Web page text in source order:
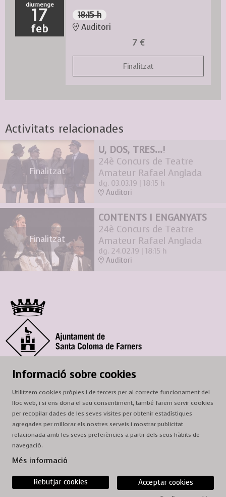
diumenge
17
feb
18:15 h
Auditori
7 €
Finalitzat
Activitats relacionades
Finalitzat
U, DOS, TRES...!
24è Concurs de Teatre
Amateur Rafael Anglada
dg. 03.03.19 | 18:15 h
Auditori
Finalitzat
CONTENTS I ENGANYATS
24è Concurs de Teatre
Amateur Rafael Anglada
dg. 24.02.19
18:15 h
Auditori
© Ajuntament de Santa Coloma de Farners
Adreça: c. del Prat, 16, 17430 Santa Coloma de Farners
A/e:cultura@scf.cat
Sitemap
Informació sobre cookies
Utilitzem cookies pròpies i de tercers per al correcte funcionament del
lloc web, i si ens dona el seu consentiment, també farem servir cookies
per recopilar dades de les seves visites per obtenir estadístiques
agregades per millorar els nostres serveis i mostrar publicitat
relacionada amb les seves preferències a partir dels seus hàbits de
navegació.
Més informació
Acceptar cookies
Rebutjar cookies